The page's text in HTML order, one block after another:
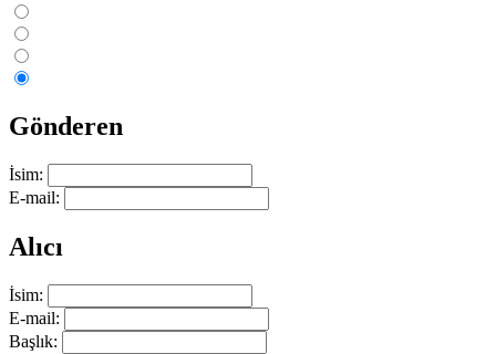
Gönderen
İsim:
E-mail:
Alıcı
İsim:
E-mail:
Başlık: